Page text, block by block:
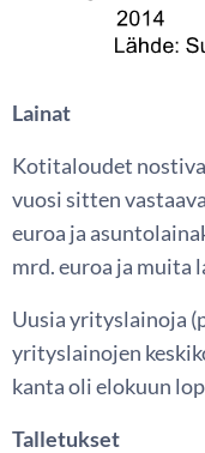
Lainat
Kotitaloudet
vuosi sitten
euroa ja
mrd. euroa ja muita
Uusia yrityslainoja
yrityslainojen
kanta oli elokuun
Talletukset